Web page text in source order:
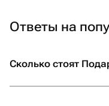
Ответы на
Сколько стоят